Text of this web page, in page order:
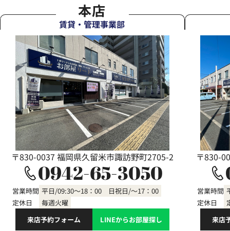
本店
賃貸・管理事業部
〒830-0037 福岡県久留米市諏訪野町2705-2
0942-65-3050
営業時間 平日/09:30～18：00 日祝日/～17：00
定休日
毎週火曜
来店予約フォーム
LINEからお部屋探し
〒830-
営業時間
定休日
来店